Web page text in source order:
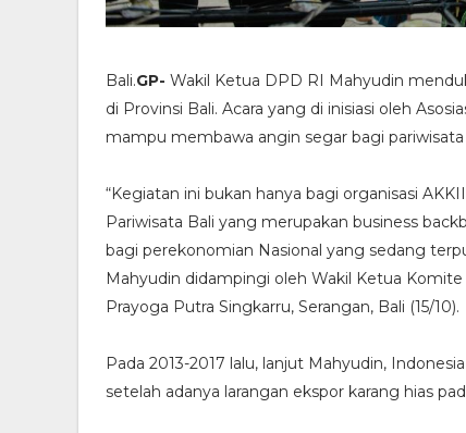
Bali.GP- Wakil Ketua DPD RI Mahyudin
di Provinsi Bali. Acara yang di inisiasi oleh
mampu membawa angin segar bagi
“Kegiatan ini bukan hanya bagi organisasi
Pariwisata Bali yang merupakan business
bagi perekonomian Nasional yang sedang
Mahyudin didampingi oleh Wakil Ketua
Prayoga Putra Singkarru, Serangan, Bali (15/10).
Pada 2013-2017 lalu, lanjut Mahyudin,
setelah adanya larangan ekspor karang hias